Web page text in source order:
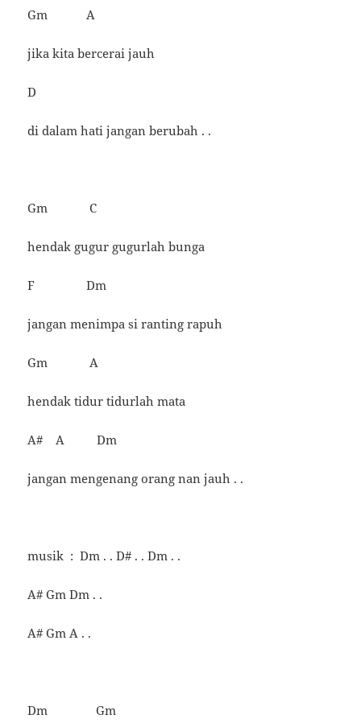
Gm A
jika kita bercerai jauh
D
di dalam hati jangan berubah . .
Gm C
hendak gugur gugurlah bunga
F Dm
jangan menimpa si ranting rapuh
Gm A
hendak tidur tidurlah mata
A# A Dm
jangan mengenang orang nan jauh . .
musik : Dm . . D# . . Dm . .
A# Gm Dm . .
A# Gm A . .
Dm Gm